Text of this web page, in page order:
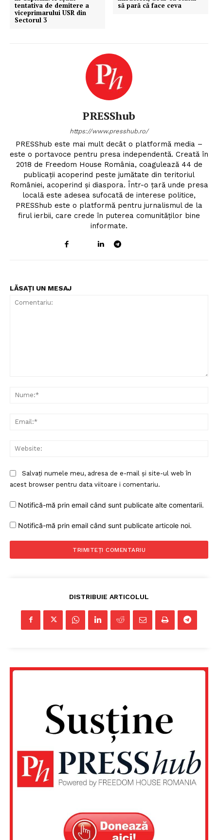
tentativa de demitere a
viceprimarului USR din
Sectorul 3
să pară că face ceva
PRESShub
https://www.presshub.ro/
PRESShub este mai mult decât o platformă media –
este o portavoce pentru presa independentă. Creată în
2018 de Freedom House România, coagulează 44 de
publicații acoperind peste jumătate din teritoriul
României, acoperind și diaspora. Într-o țară unde presa
locală este adesea sufocată de interese politice,
PRESShub este o platformă pentru jurnalismul de la
firul ierbii, care crede în puterea comunităților bine
informate.
LĂSAȚI UN MESAJ
Salvați numele meu, adresa de e-mail și site-ul web în
acest browser pentru data viitoare i comentariu.
Notifică-mă prin email când sunt publicate alte comentarii.
Notifică-mă prin email când sunt publicate articole noi.
DISTRIBUIE ARTICOLUL